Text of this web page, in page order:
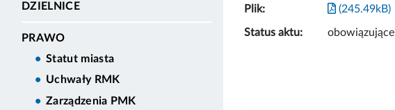
DZIELNICE
PRAWO
Statut miasta
Uchwały RMK
Zarządzenia PMK
Plik: (245.49kB)
Status aktu: obowiązujące